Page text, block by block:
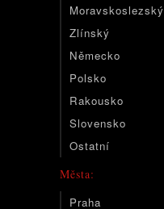
Moravskoslezský
Zlínský
Německo
Polsko
Rakousko
Slovensko
Ostatní
Města:
Praha